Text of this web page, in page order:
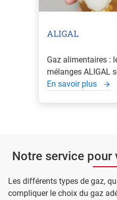
ALIGAL
Gaz alimentaires :
mélanges ALIGAL
En savoir plus
Notre service pour
Les différents types de gaz,
compliquer le choix du gaz